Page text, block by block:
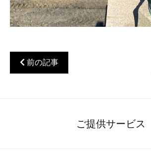
前の記事
ご提供サービス